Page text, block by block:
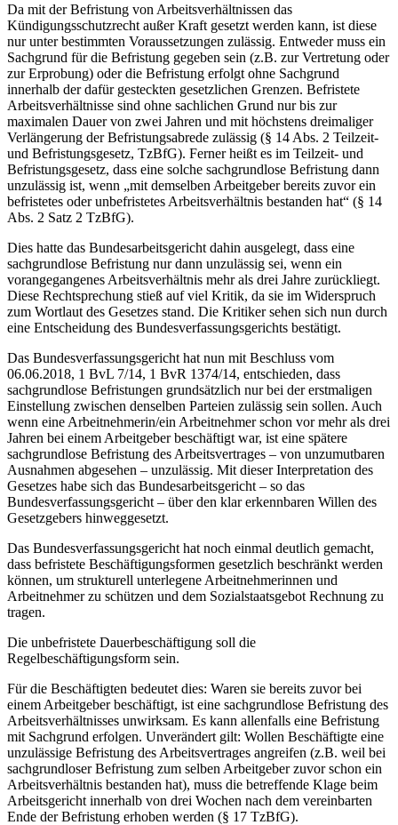
Da mit der Befristung von Arbeitsverhältnissen das
Kündigungsschutzrecht außer Kraft gesetzt werden kann, ist diese
nur unter bestimmten Voraussetzungen zulässig. Entweder muss ein
Sachgrund für die Befristung gegeben sein (z.B. zur Vertretung oder
zur Erprobung) oder die Befristung erfolgt ohne Sachgrund
innerhalb der dafür gesteckten gesetzlichen Grenzen. Befristete
Arbeitsverhältnisse sind ohne sachlichen Grund nur bis zur
maximalen Dauer von zwei Jahren und mit höchstens dreimaliger
Verlängerung der Befristungsabrede zulässig (§ 14 Abs. 2 Teilzeit-
und Befristungsgesetz, TzBfG). Ferner heißt es im Teilzeit- und
Befristungsgesetz, dass eine solche sachgrundlose Befristung dann
unzulässig ist, wenn „mit demselben Arbeitgeber bereits zuvor ein
befristetes oder unbefristetes Arbeitsverhältnis bestanden hat“ (§ 14
Abs. 2 Satz 2 TzBfG).
Dies hatte das Bundesarbeitsgericht dahin ausgelegt, dass eine
sachgrundlose Befristung nur dann unzulässig sei, wenn ein
vorangegangenes Arbeitsverhältnis mehr als drei Jahre zurückliegt.
Diese Rechtsprechung stieß auf viel Kritik, da sie im Widerspruch
zum Wortlaut des Gesetzes stand. Die Kritiker sehen sich nun durch
eine Entscheidung des Bundesverfassungsgerichts bestätigt.
Das Bundesverfassungsgericht hat nun mit Beschluss vom
06.06.2018, 1 BvL 7/14, 1 BvR 1374/14, entschieden, dass
sachgrundlose Befristungen grundsätzlich nur bei der erstmaligen
Einstellung zwischen denselben Parteien zulässig sein sollen. Auch
wenn eine Arbeitnehmerin/ein Arbeitnehmer schon vor mehr als drei
Jahren bei einem Arbeitgeber beschäftigt war, ist eine spätere
sachgrundlose Befristung des Arbeitsvertrages – von unzumutbaren
Ausnahmen abgesehen – unzulässig. Mit dieser Interpretation des
Gesetzes habe sich das Bundesarbeitsgericht – so das
Bundesverfassungsgericht – über den klar erkennbaren Willen des
Gesetzgebers hinweggesetzt.
Das Bundesverfassungsgericht hat noch einmal deutlich gemacht,
dass befristete Beschäftigungsformen gesetzlich beschränkt werden
können, um strukturell unterlegene Arbeitnehmerinnen und
Arbeitnehmer zu schützen und dem Sozialstaatsgebot Rechnung zu
tragen.
Die unbefristete Dauerbeschäftigung soll die
Regelbeschäftigungsform sein.
Für die Beschäftigten bedeutet dies: Waren sie bereits zuvor bei
einem Arbeitgeber beschäftigt, ist eine sachgrundlose Befristung des
Arbeitsverhältnisses unwirksam. Es kann allenfalls eine Befristung
mit Sachgrund erfolgen. Unverändert gilt: Wollen Beschäftigte eine
unzulässige Befristung des Arbeitsvertrages angreifen (z.B. weil bei
sachgrundloser Befristung zum selben Arbeitgeber zuvor schon ein
Arbeitsverhältnis bestanden hat), muss die betreffende Klage beim
Arbeitsgericht innerhalb von drei Wochen nach dem vereinbarten
Ende der Befristung erhoben werden (§ 17 TzBfG).